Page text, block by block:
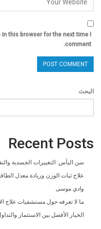
this browser for the next time I
comment.
البحث
Recent Posts
سن اليأس: التغييرات الجسدية
علاج ثبات الوزن وزيادة معدل
وادي موسى
ما لا تعرفه حول مستشفيات علاج
الخيار الأفضل بين الاستثمار